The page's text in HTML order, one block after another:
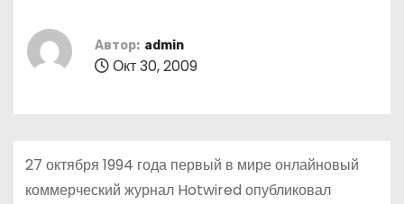
Автор: admin
Окт 30, 2009
27 октября 1994 года первый в мире онлайновый
коммерческий журнал Hotwired опубликовал